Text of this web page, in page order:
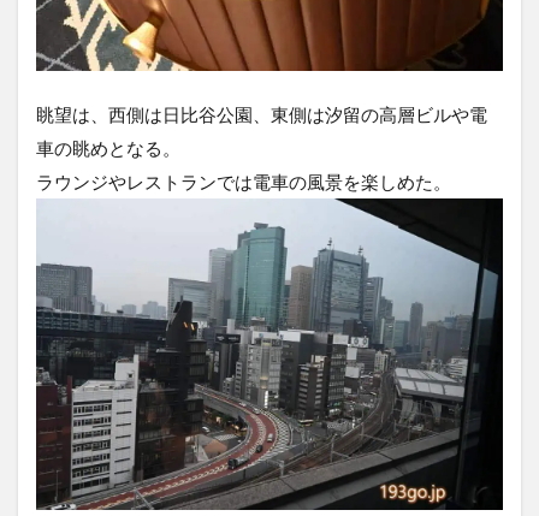
眺望は、西側は日比谷公園、東側は汐留の高層ビルや電
車の眺めとなる。
ラウンジやレストランでは電車の風景を楽しめた。